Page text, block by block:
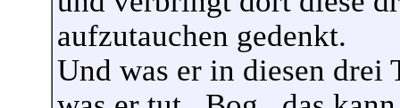
aufzutauchen gedenkt.
Und was er in diesen drei